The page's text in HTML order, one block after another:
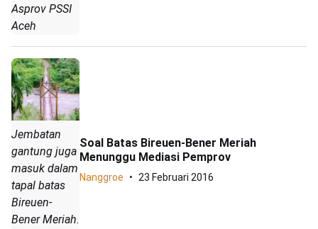
Asprov PSSI
Aceh
Jembatan
gantung juga
masuk dalam
tapal batas
Bireuen-
Bener Meriah.
Soal Batas Bireuen-Bener Meriah
Menunggu Mediasi Pemprov
Nanggroe 23 Februari 2016